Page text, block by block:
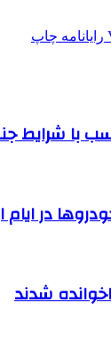
رایانامه چاپ
با شرایط
در ایام
شدند